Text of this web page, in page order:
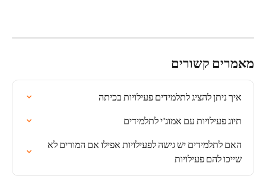
מאמרים קשורים
איך ניתן להציג לתלמידים פעילויות בכיתה
תיוג פעילויות עם אמוג'י לתלמידים
האם לתלמידים יש גישה לפעילויות אפילו אם המורים לא
שייכו להם פעילויות